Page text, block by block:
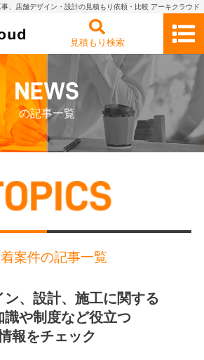
、店舗デザイン・設計の見積もり依頼・比較 アーキクラウド
見積もり検索
の記事一覧
案件の記事一覧
ン、設計、施工に関する
識や制度など役立つ
報をチェック